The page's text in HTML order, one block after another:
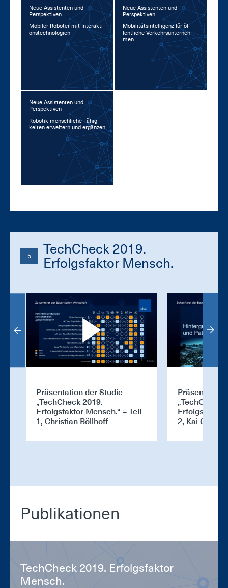
Neue Assistenten und
Perspektiven
Mo­bi­ler Ro­bo­ter mit In­ter­ak­ti­
ons­tech­no­lo­gi­en
Neue Assistenten und
Perspektiven
Mo­bi­li­täts­in­tel­li­genz für öf­
fent­li­che Ver­kehrs­un­ter­neh­
men
Neue Assistenten und
Perspektiven
Ro­bo­tik-mensch­li­che Fä­hig­
kei­ten er­wei­tern und er­gän­zen
5
TechCheck 2019.
Erfolgsfaktor Mensch.
Präsentation der Studie
„TechCheck 2019.
Erfolgsfaktor Mensch.“ – Teil
1, Christian Böllhoff
Präsentation
„TechCheck
Erfolgsfaktor
2, Kai
Pu­bli­ka­tio­nen
Tech­Check 2019. Er­folgs­fak­tor
Mensch.